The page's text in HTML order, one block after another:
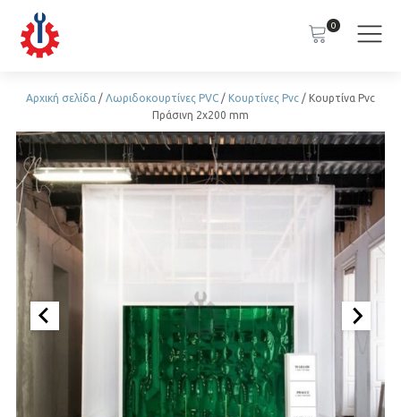
0
Αρχική σελίδα / Λωριδοκουρτίνες PVC / Κουρτίνες Pvc / Κουρτίνα Pvc
Πράσινη 2x200 mm